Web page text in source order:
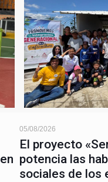
05/08/2026
El proyecto
potencia las
sociales de los